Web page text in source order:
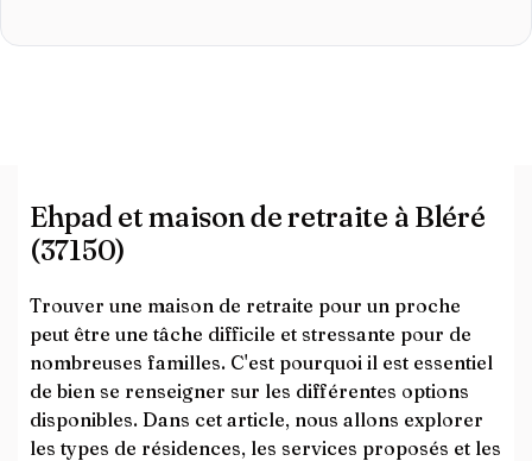
Ehpad et maison de retraite à Bléré
(37150)
Trouver une maison de retraite pour un proche
peut être une tâche difficile et stressante pour de
nombreuses familles. C'est pourquoi il est essentiel
de bien se renseigner sur les différentes options
disponibles. Dans cet article, nous allons explorer
les types de résidences, les services proposés et les